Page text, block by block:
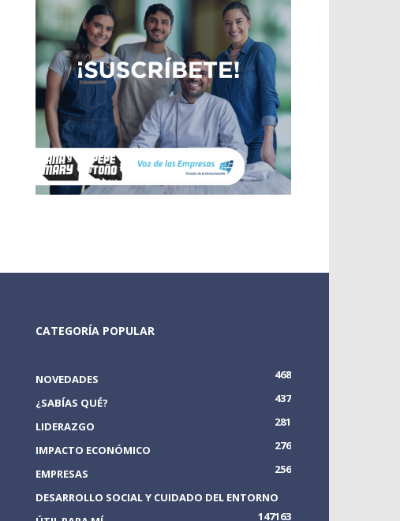
CATEGORÍA POPULAR
NOVEDADES
468
¿SABÍAS QUÉ?
437
LIDERAZGO
281
IMPACTO ECONÓMICO
276
EMPRESAS
256
DESARROLLO SOCIAL Y CUIDADO DEL ENTORNO
163
147